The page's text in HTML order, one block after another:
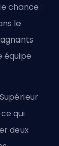
chance :
le
équipe
qui
deux